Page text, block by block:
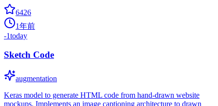
6426
1年前
-1today
Sketch Code
augmentation
Keras model to generate HTML code from hand-drawn website
mockups. Implements an image captioning architecture to drawn